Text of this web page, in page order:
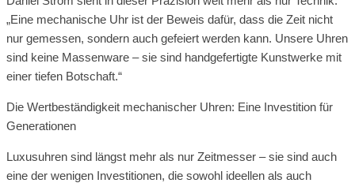
„Eine mechanische Uhr ist der Beweis dafür, dass die Zeit nicht
nur gemessen, sondern auch gefeiert werden kann. Unsere Uhren
sind keine Massenware – sie sind handgefertigte Kunstwerke mit
einer tiefen Botschaft.“
Die Wertbeständigkeit mechanischer Uhren: Eine Investition für
Generationen
Luxusuhren sind längst mehr als nur Zeitmesser – sie sind auch
eine der wenigen Investitionen, die sowohl ideellen als auch